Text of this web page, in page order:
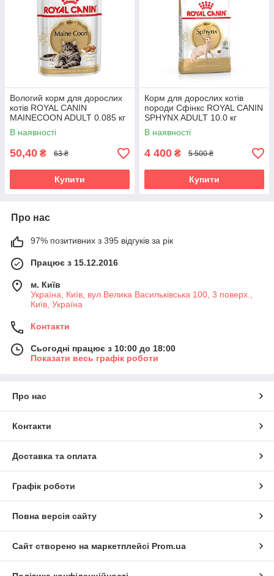
Вологий корм для дорослих
котів ROYAL CANIN
MAINECOON ADULT 0.085 кг
В наявності
50,40 ₴ 63 ₴
Купити
Корм для дорослих котів
породи Сфінкс ROYAL CANIN
SPHYNX ADULT 10.0 кг
В наявності
4 400 ₴ 5 500 ₴
Купити
Про нас
97% позитивних з 395 відгуків за рік
Працює з 15.12.2016
м. Київ
Україна, Київ, вул.Велика Васильківська 100, 3 поверх.,
Київ, Україна
Контакти
Сьогодні працює з 10:00 до 18:00
Показати весь графік роботи
Про нас
Контакти
Доставка та оплата
Графік роботи
Повна версія сайту
Сайт створено на маркетплейсі Prom.ua